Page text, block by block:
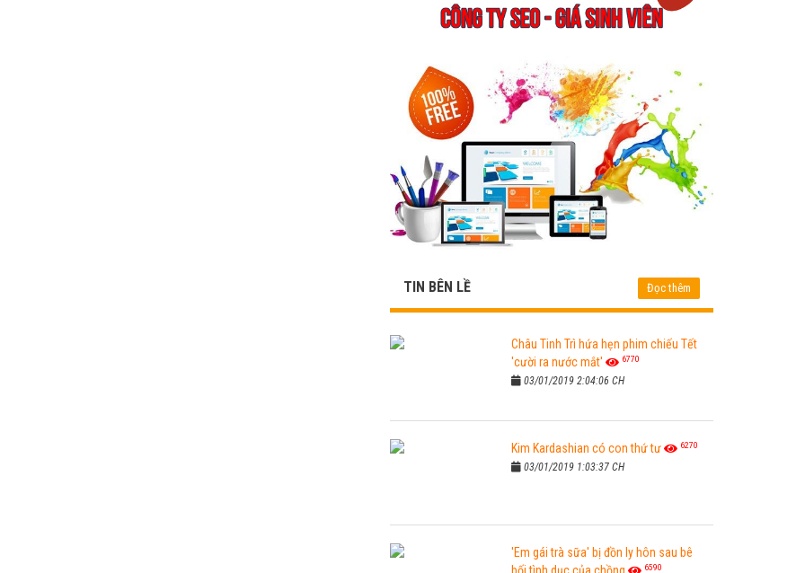
TIN BÊN LỀ Đọc thêm
Châu Tinh Trì hứa hẹn phim chiếu Tết
'cười ra nước mắt'
6770
03/01/2019 2:04:06 CH
Kim Kardashian có con thứ tư 6270
03/01/2019 1:03:37 CH
'Em gái trà sữa' bị đồn ly hôn sau bê
6590